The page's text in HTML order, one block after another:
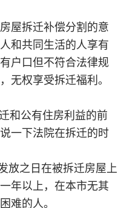
拆迁补偿分割的意
和共同生活的人享有
户口但不符合法律规
无权享受拆迁福利。
公有住房利益的前
一下法院在拆迁的时
之日在被拆迁房屋上
年以上，在本市无其
难的人。